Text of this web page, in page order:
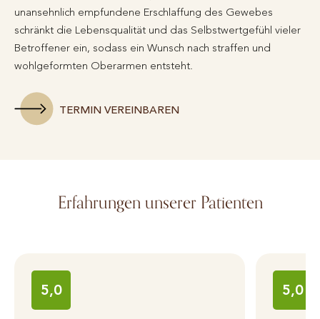
unansehnlich empfundene Erschlaffung des Gewebes
schränkt die Lebensqualität und das Selbstwertgefühl vieler
Betroffener ein, sodass ein Wunsch nach straffen und
wohlgeformten Oberarmen entsteht.
TERMIN VEREINBAREN
Erfahrungen unserer Patienten
5,0 5,0